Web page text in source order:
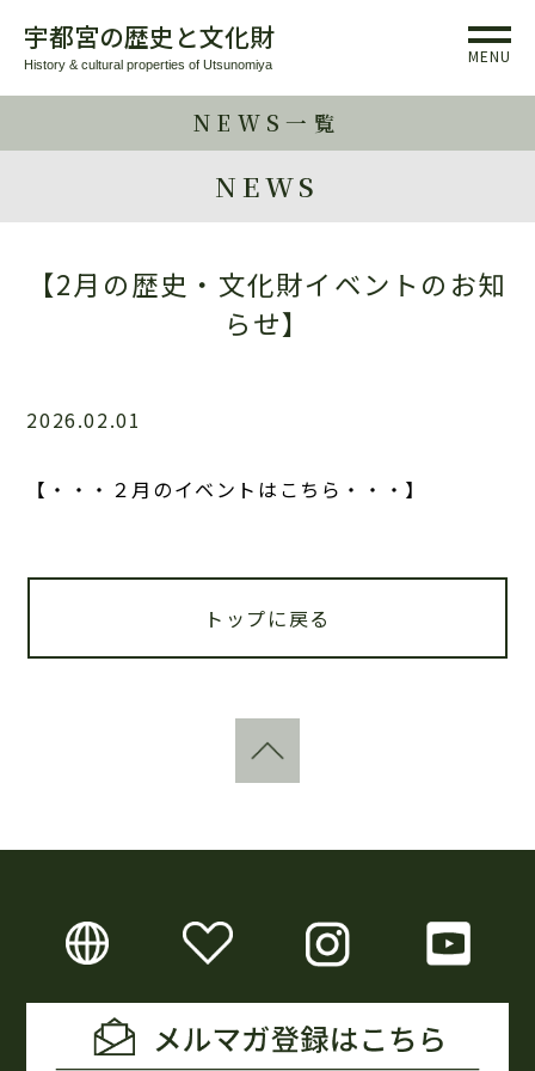
宇都宮の歴史と文化財
History & cultural properties of Utsunomiya MENU
NEWS一覧
NEWS
【2月の歴史・文化財イベントのお知
らせ】
2026.02.01
【・・・２月のイベントはこちら・・・】
トップに戻る